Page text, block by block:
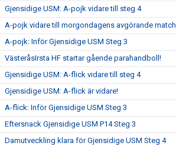
Gjensidige USM: A-pojk vidare till steg 4
A-pojk vidare till morgondagens avgörande match
A-pojk: Inför Gjensidige USM Steg 3
VästeråsIrsta HF startar gående parahandboll!
Gjensidige USM: A-flick vidare till steg 4
Gjensidige USM: A-flick är vidare!
A-flick: Inför Gjensidige USM Steg 3
Eftersnack Gjensidige USM P14 Steg 3
Damutveckling klara för Gjensidige USM Steg 4